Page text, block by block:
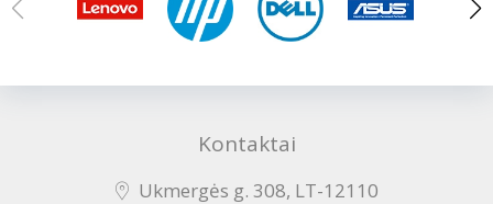
Kontaktai
Ukmergės g. 308, LT-12110